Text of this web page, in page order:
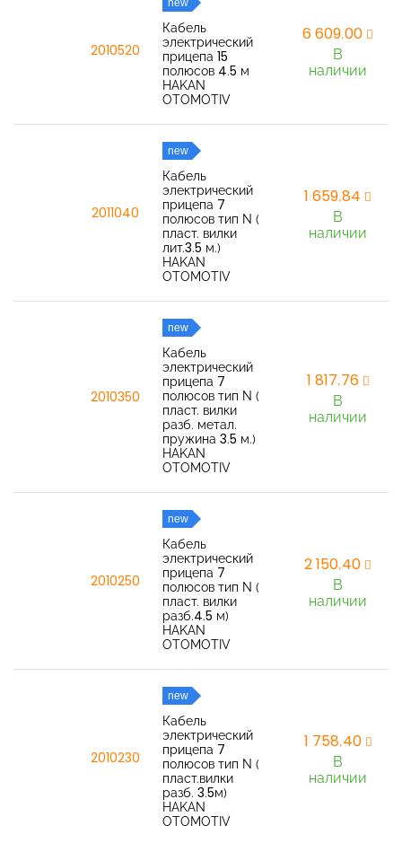
2010520
new
Кабель
электрический
прицепа 15
полюсов 4.5 м
HAKAN
OTOMOTIV
6 609,00
В
наличии
2011040
new
Кабель
электрический
прицепа 7
полюсов тип N (
пласт. вилки
лит.3.5 м.)
HAKAN
OTOMOTIV
1 659,84
В
наличии
2010350
new
Кабель
электрический
прицепа 7
полюсов тип N (
пласт. вилки
разб. метал.
пружина 3.5 м.)
HAKAN
OTOMOTIV
1 817,76
В
наличии
2010250
new
Кабель
электрический
прицепа 7
полюсов тип N (
пласт. вилки
разб.4.5 м)
HAKAN
OTOMOTIV
2 150,40
В
наличии
2010230
new
Кабель
электрический
прицепа 7
полюсов тип N (
пласт.вилки
разб. 3.5м)
HAKAN
OTOMOTIV
1 758,40
В
наличии